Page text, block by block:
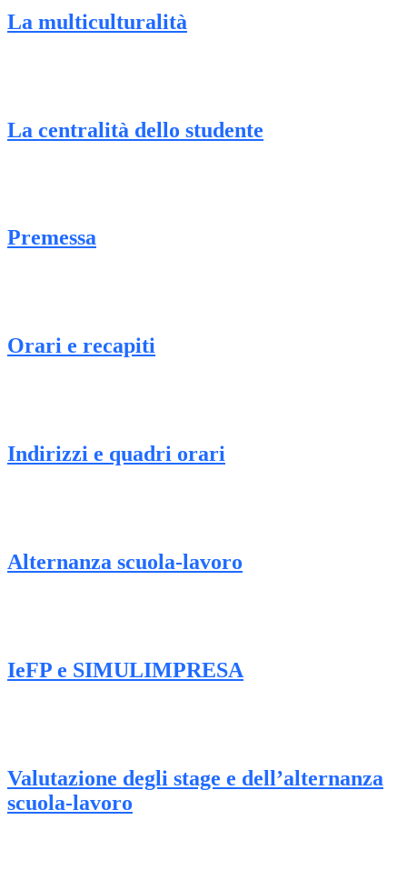
La multiculturalità
La centralità dello studente
Premessa
Orari e recapiti
Indirizzi e quadri orari
Alternanza scuola-lavoro
IeFP e SIMULIMPRESA
Valutazione degli stage e dell’alternanza
scuola-lavoro